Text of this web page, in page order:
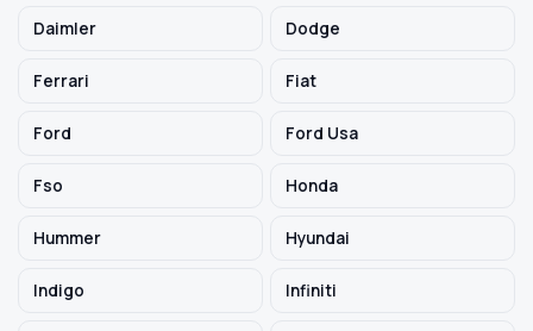
Daimler Dodge
Ferrari Fiat
Ford Ford Usa
Fso Honda
Hummer Hyundai
Indigo Infiniti